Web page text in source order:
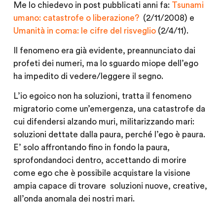
Me lo chiedevo in post pubblicati anni fa: Tsunami
umano: catastrofe o liberazione? (2/11/2008) e
Umanità in coma: le cifre del risveglio (2/4/11).
Il fenomeno era già evidente, preannunciato dai
profeti dei numeri, ma lo sguardo miope dell’ego
ha impedito di vedere/leggere il segno.
L’io egoico non ha soluzioni, tratta il fenomeno
migratorio come un’emergenza, una catastrofe da
cui difendersi alzando muri, militarizzando mari:
soluzioni dettate dalla paura, perché l’ego è paura.
E’ solo affrontando fino in fondo la paura,
sprofondandoci dentro, accettando di morire
come ego che è possibile acquistare la visione
ampia capace di trovare soluzioni nuove, creative,
all’onda anomala dei nostri mari.